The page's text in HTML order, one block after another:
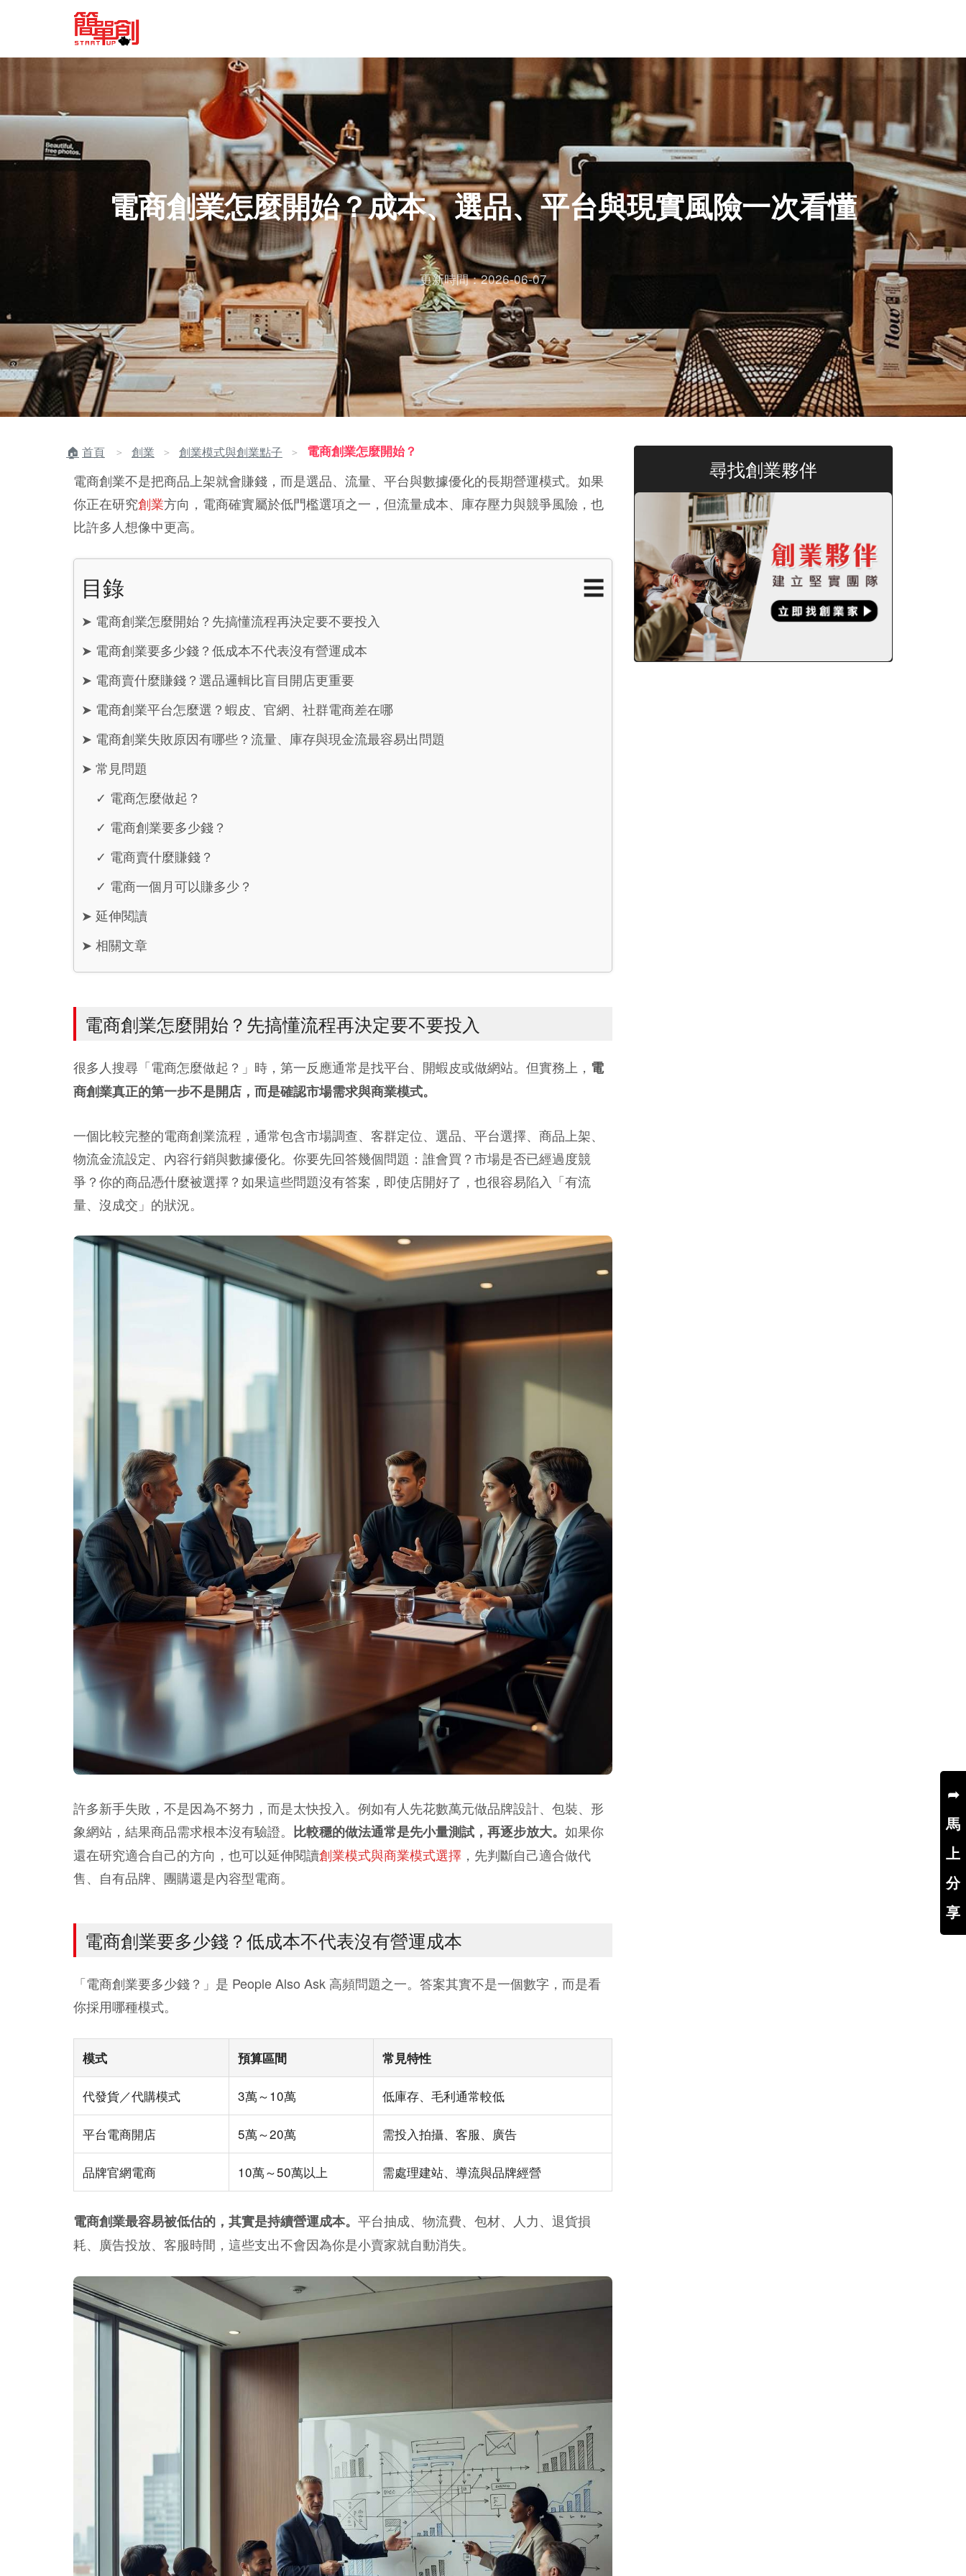
電商創業怎麼開始？成本、選品、平台與現實風險一次看懂
更新時間：2026-06-07
首頁 ＞ 創業 ＞ 創業模式與創業點子 ＞ 電商創業怎麼開始？
電商創業不是把商品上架就會賺錢，而是選品、流量、平台與數據優化的長期營運模式。如果
你正在研究創業方向，電商確實屬於低門檻選項之一，但流量成本、庫存壓力與競爭風險，也
比許多人想像中更高。
目錄 ☰
➤ 電商創業怎麼開始？先搞懂流程再決定要不要投入
➤ 電商創業要多少錢？低成本不代表沒有營運成本
➤ 電商賣什麼賺錢？選品邏輯比盲目開店更重要
➤ 電商創業平台怎麼選？蝦皮、官網、社群電商差在哪
➤ 電商創業失敗原因有哪些？流量、庫存與現金流最容易出問題
➤ 常見問題
✓ 電商怎麼做起？
✓ 電商創業要多少錢？
✓ 電商賣什麼賺錢？
✓ 電商一個月可以賺多少？
➤ 延伸閱讀
➤ 相關文章
電商創業怎麼開始？先搞懂流程再決定要不要投入
很多人搜尋「電商怎麼做起？」時，第一反應通常是找平台、開蝦皮或做網站。但實務上， 電
商創業真正的第一步不是開店，而是確認市場需求與商業模式。
一個比較完整的電商創業流程，通常包含市場調查、客群定位、選品、平台選擇、商品上架、
物流金流設定、內容行銷與數據優化。你要先回答幾個問題：誰會買？市場是否已經過度競
爭？你的商品憑什麼被選擇？如果這些問題沒有答案，即使店開好了，也很容易陷入「有流
量、沒成交」的狀況。
許多新手失敗，不是因為不努力，而是太快投入。例如有人先花數萬元做品牌設計、包裝、形
象網站，結果商品需求根本沒有驗證。 比較穩的做法通常是先小量測試，再逐步放大。 如果你
還在研究適合自己的方向，也可以延伸閱讀創業模式與商業模式選擇 ，先判斷自己適合做代
售、自有品牌、團購還是內容型電商。
電商創業要多少錢？低成本不代表沒有營運成本
「電商創業要多少錢？」是 People Also Ask 高頻問題之一。答案其實不是一個數字，而是看
你採用哪種模式。
模式 預算區間 常見特性
代發貨／代購模式 3萬～10萬 低庫存、毛利通常較低
平台電商開店 5萬～20萬 需投入拍攝、客服、廣告
品牌官網電商 10萬～50萬以上 需處理建站、導流與品牌經營
電商創業最容易被低估的，其實是持續營運成本。 平台抽成、物流費、包材、人力、退貨損
耗、廣告投放、客服時間，這些支出不會因為你是小賣家就自動消失。
尋找創業夥伴
➦
馬
上
分
享